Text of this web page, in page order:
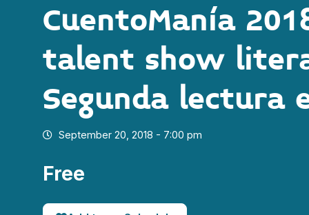
CuentoManía
talent show
Segunda lectura
September 20, 2018 - 7:00 pm
Free